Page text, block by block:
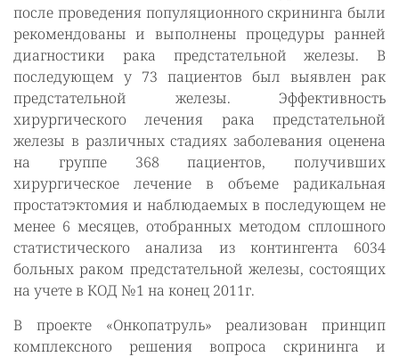
после проведения популяционного скрининга были
рекомендованы и выполнены процедуры ранней
диагностики рака предстательной железы. В
последующем у 73 пациентов был выявлен рак
предстательной железы. Эффективность
хирургического лечения рака предстательной
железы в различных стадиях заболевания оценена
на группе 368 пациентов, получивших
хирургическое лечение в объеме радикальная
простатэктомия и наблюдаемых в последующем не
менее 6 месяцев, отобранных методом сплошного
статистического анализа из контингента 6034
больных раком предстательной железы, состоящих
на учете в КОД №1 на конец 2011г.
В проекте «Онкопатруль» реализован принцип
комплексного решения вопроса скрининга и